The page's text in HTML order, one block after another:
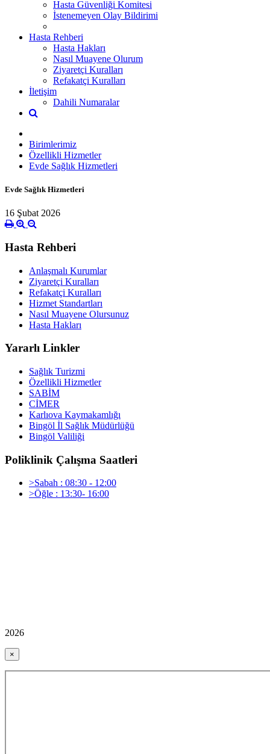
Hasta Güvenliği Komitesi
İstenemeyen Olay Bildirimi
Hasta Rehberi
Hasta Hakları
Nasıl Muayene Olurum
Ziyaretçi Kuralları
Refakatçi Kuralları
İletişim
Dahili Numaralar
Birimlerimiz
Özellikli Hizmetler
Evde Sağlık Hizmetleri
Evde Sağlık Hizmetleri
16 Şubat 2026
Hasta Rehberi
Anlaşmalı Kurumlar
Ziyaretçi Kuralları
Refakatçi Kuralları
Hizmet Standartları
Nasıl Muayene Olursunuz
Hasta Hakları
Yararlı Linkler
Sağlık Turizmi
Özellikli Hizmetler
SABİM
CİMER
Karlıova Kaymakamlığı
Bingöl İl Sağlık Müdürlüğü
Bingöl Valiliği
Poliklinik Çalışma Saatleri
>Sabah : 08:30 - 12:00
>Öğle : 13:30- 16:00
2026
×